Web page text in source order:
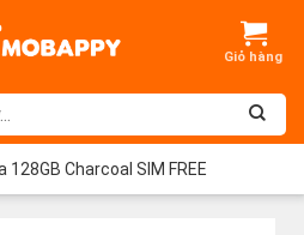
128GB Charcoal SIM FREE